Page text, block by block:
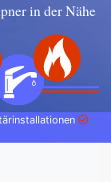
in der Nähe